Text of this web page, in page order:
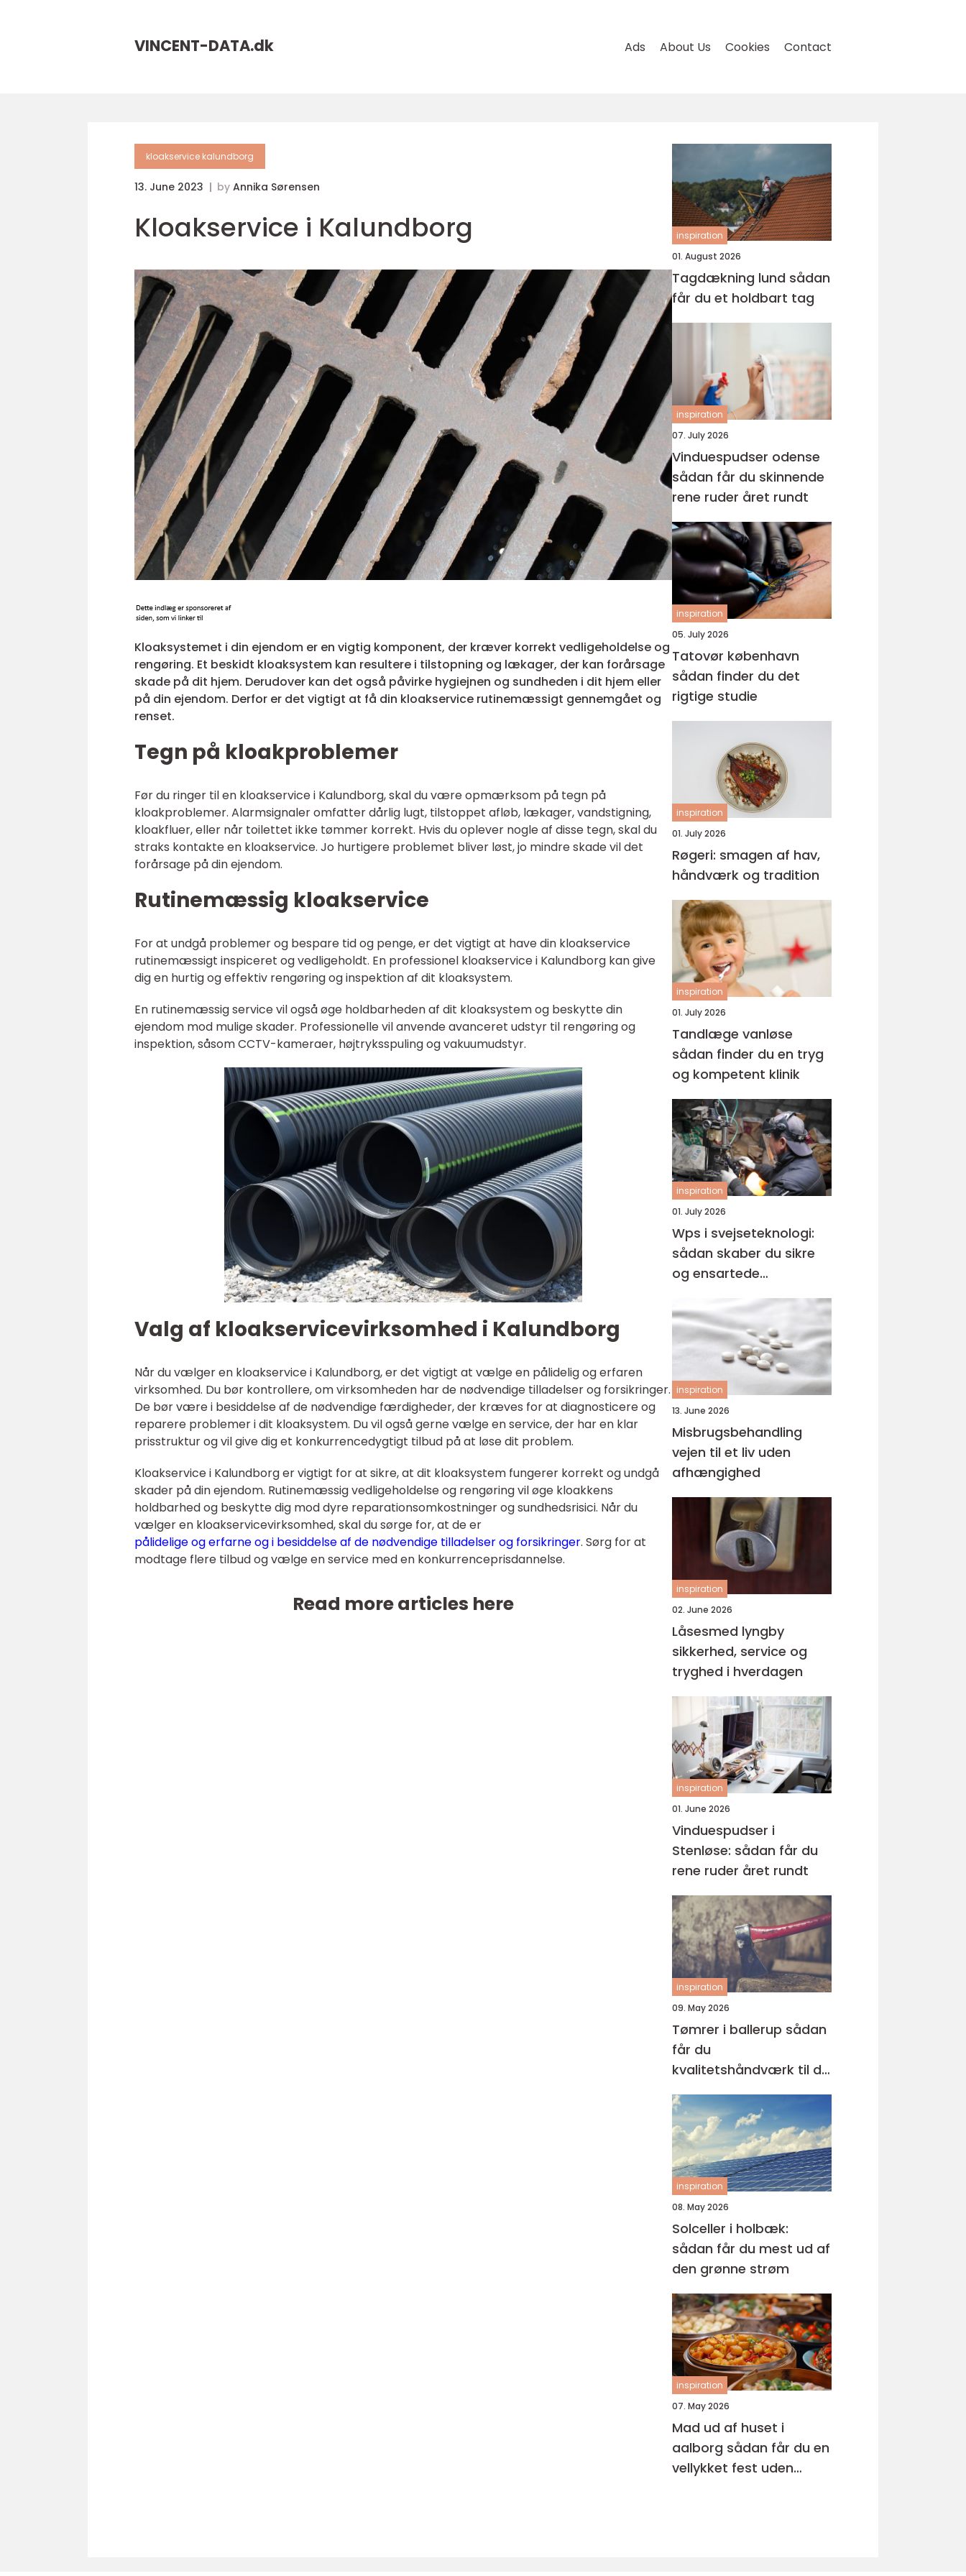
VINCENT-DATA.dk Ads About Us Cookies Contact
kloakservice kalundborg
13. June 2023 by Annika Sørensen
Kloakservice i Kalundborg
Kloaksystemet i din ejendom er en vigtig komponent, der kræver korrekt vedligeholdelse og
rengøring. Et beskidt kloaksystem kan resultere i tilstopning og lækager, der kan forårsage
skade på dit hjem. Derudover kan det også påvirke hygiejnen og sundheden i dit hjem eller
på din ejendom. Derfor er det vigtigt at få din kloakservice rutinemæssigt gennemgået og
renset.
Tegn på kloakproblemer
Før du ringer til en kloakservice i Kalundborg, skal du være opmærksom på tegn på
kloakproblemer. Alarmsignaler omfatter dårlig lugt, tilstoppet afløb, lækager, vandstigning,
kloakfluer, eller når toilettet ikke tømmer korrekt. Hvis du oplever nogle af disse tegn, skal du
straks kontakte en kloakservice. Jo hurtigere problemet bliver løst, jo mindre skade vil det
forårsage på din ejendom.
Rutinemæssig kloakservice
For at undgå problemer og bespare tid og penge, er det vigtigt at have din kloakservice
rutinemæssigt inspiceret og vedligeholdt. En professionel kloakservice i Kalundborg kan give
dig en hurtig og effektiv rengøring og inspektion af dit kloaksystem.
En rutinemæssig service vil også øge holdbarheden af dit kloaksystem og beskytte din
ejendom mod mulige skader. Professionelle vil anvende avanceret udstyr til rengøring og
inspektion, såsom CCTV-kameraer, højtryksspuling og vakuumudstyr.
Valg af kloakservicevirksomhed i Kalundborg
Når du vælger en kloakservice i Kalundborg, er det vigtigt at vælge en pålidelig og erfaren
virksomhed. Du bør kontrollere, om virksomheden har de nødvendige tilladelser og forsikringer.
De bør være i besiddelse af de nødvendige færdigheder, der kræves for at diagnosticere og
reparere problemer i dit kloaksystem. Du vil også gerne vælge en service, der har en klar
prisstruktur og vil give dig et konkurrencedygtigt tilbud på at løse dit problem.
Kloakservice i Kalundborg er vigtigt for at sikre, at dit kloaksystem fungerer korrekt og undgå
skader på din ejendom. Rutinemæssig vedligeholdelse og rengøring vil øge kloakkens
holdbarhed og beskytte dig mod dyre reparationsomkostninger og sundhedsrisici. Når du
vælger en kloakservicevirksomhed, skal du sørge for, at de er
pålidelige og erfarne og i besiddelse af de nødvendige tilladelser og forsikringer. Sørg for at
modtage flere tilbud og vælge en service med en konkurrenceprisdannelse.
Read more articles here
inspiration
01. August 2026
Tagdækning lund sådan
får du et holdbart tag
inspiration
07. July 2026
Vinduespudser odense
sådan får du skinnende
rene ruder året rundt
inspiration
05. July 2026
Tatovør københavn
sådan finder du det
rigtige studie
inspiration
01. July 2026
Røgeri: smagen af hav,
håndværk og tradition
inspiration
01. July 2026
Tandlæge vanløse
sådan finder du en tryg
og kompetent klinik
inspiration
01. July 2026
Wps i svejseteknologi:
sådan skaber du sikre
og ensartede
inspiration
13. June 2026
Misbrugsbehandling
vejen til et liv uden
afhængighed
inspiration
02. June 2026
Låsesmed lyngby
sikkerhed, service og
tryghed i hverdagen
inspiration
01. June 2026
Vinduespudser i
Stenløse: sådan får du
rene ruder året rundt
inspiration
09. May 2026
Tømrer i ballerup sådan
får du
kvalitetshåndværk til dit
næste projekt
inspiration
08. May 2026
Solceller i holbæk:
sådan får du mest ud af
den grønne strøm
inspiration
07. May 2026
Mad ud af huset i
aalborg sådan får du en
vellykket fest uden